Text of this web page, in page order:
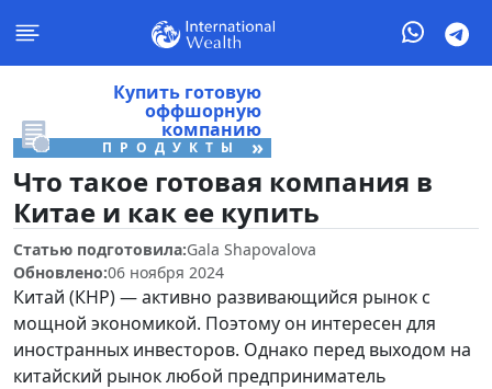
Купить готовую
оффшорную
компанию
ПРОДУКТЫ »
Что такое готовая компания в
Китае и как ее купить
Статью подготовила:Gala Shapovalova
Обновлено:06 ноября 2024
Китай (КНР) — активно развивающийся рынок с
мощной экономикой. Поэтому он интересен для
иностранных инвесторов. Однако перед выходом на
китайский рынок любой предприниматель